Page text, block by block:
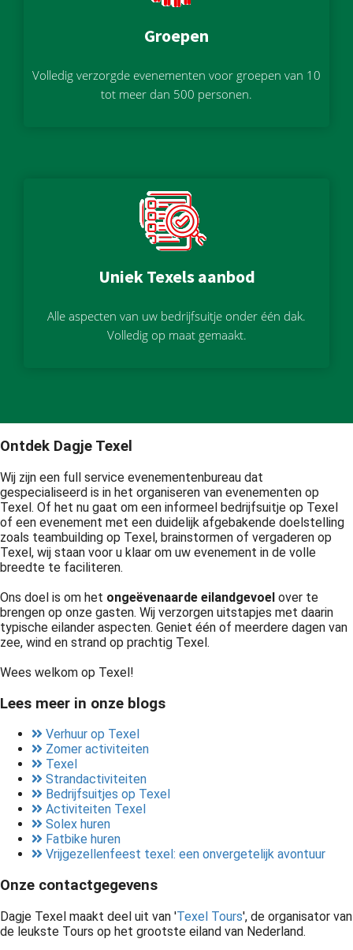
Groepen
Volledig verzorgde evenementen voor groepen van 10
tot meer dan 500 personen.
Uniek Texels aanbod
Alle aspecten van uw bedrijfsuitje onder één dak.
Volledig op maat gemaakt.
Ontdek Dagje Texel
Wij zijn een full service evenementenbureau dat
gespecialiseerd is in het organiseren van evenementen op
Texel. Of het nu gaat om een informeel bedrijfsuitje op Texel
of een evenement met een duidelijk afgebakende doelstelling
zoals teambuilding op Texel, brainstormen of vergaderen op
Texel, wij staan voor u klaar om uw evenement in de volle
breedte te faciliteren.
Ons doel is om het ongeëvenaarde eilandgevoel over te
brengen op onze gasten. Wij verzorgen uitstapjes met daarin
typische eilander aspecten. Geniet één of meerdere dagen van
zee, wind en strand op prachtig Texel.
Wees welkom op Texel!
Lees meer in onze blogs
Verhuur op Texel
Zomer activiteiten
Texel
Strandactiviteiten
Bedrijfsuitjes op Texel
Activiteiten Texel
Solex huren
Fatbike huren
Vrijgezellenfeest texel: een onvergetelijk avontuur
Onze contactgegevens
Dagje Texel maakt deel uit van 'Texel Tours', de organisator van
de leukste Tours op het grootste eiland van Nederland.